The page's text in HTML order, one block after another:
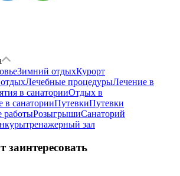
Зимний отдыхКурорт
Лечебные процедурыЛечение в
в санаторииОтдых в
в санаторииПутевкиПутевки
работыРозыгрышиСанаторий
тренажерный зал
заинтересовать